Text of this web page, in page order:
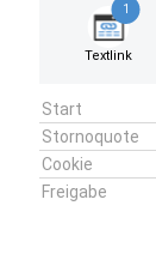
1
Textlink
Start
Stornoquote
Cookie
Freigabe